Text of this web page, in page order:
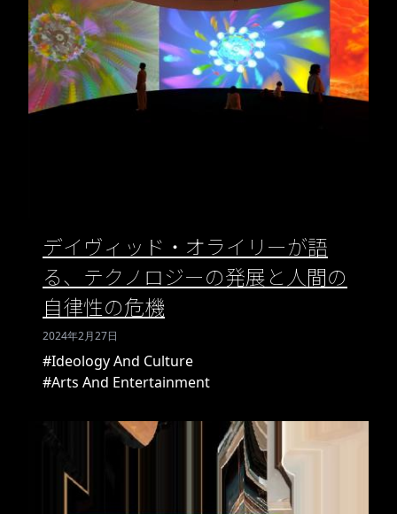
デイヴィッド・オライリーが語
る、テクノロジーの発展と人間の
自律性の危機
2024年2月27日
#Ideology And Culture
#Arts And Entertainment